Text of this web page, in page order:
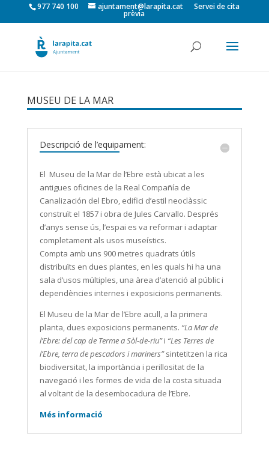
977 740 100 ajuntament@larapita.cat Servei de cita
prèvia
MUSEU DE LA MAR
Descripció de l’equipament:
El Museu de la Mar de l’Ebre està ubicat a les
antigues oficines de la Real Compañía de
Canalización del Ebro, edifici d’estil neoclàssic
construït el 1857 i obra de Jules Carvallo. Després
d’anys sense ús, l’espai es va reformar i adaptar
completament als usos museístics.
Compta amb uns 900 metres quadrats útils
distribuïts en dues plantes, en les quals hi ha una
sala d’usos múltiples, una àrea d’atenció al públic i
dependències internes i exposicions permanents.
El Museu de la Mar de l’Ebre acull, a la primera
planta, dues exposicions permanents. “La Mar de
l’Ebre: del cap de Terme a Sòl-de-riu”i “Les Terres de
l’Ebre, terra de pescadors i mariners”sintetitzen la rica
biodiversitat, la importància i perillositat de la
navegació i les formes de vida de la costa situada
al voltant de la desembocadura de l’Ebre.
Més informació